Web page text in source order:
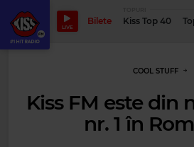
LIVE
Bilete Kiss Top 40
COOL STUFF
Kiss FM este din
nr. 1 în